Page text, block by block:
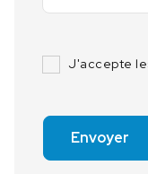
J'accepte
Envoyer